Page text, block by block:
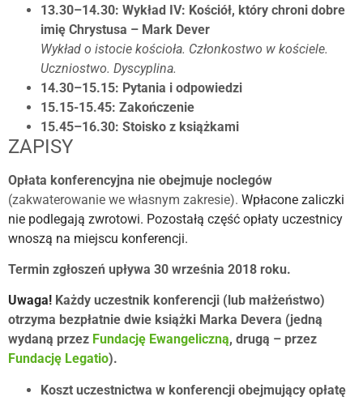
13.30–14.30: Wykład IV: Kościół, który chroni dobre
imię Chrystusa – Mark Dever
Wykład o istocie kościoła. Członkostwo w kościele.
Uczniostwo. Dyscyplina.
14.30–15.15: Pytania i odpowiedzi
15.15-15.45: Zakończenie
15.45–16.30: Stoisko z książkami
ZAPISY
Opłata konferencyjna nie obejmuje noclegów
(zakwaterowanie we własnym zakresie). Wpłacone zaliczki
nie podlegają zwrotowi. Pozostałą część opłaty uczestnicy
wnoszą na miejscu konferencji.
Termin zgłoszeń upływa 30 września 2018 roku.
Uwaga! Każdy uczestnik konferencji (lub małżeństwo)
otrzyma bezpłatnie dwie książki Marka Devera (jedną
wydaną przez Fundację Ewangeliczną, drugą – przez
Fundację Legatio).
Koszt uczestnictwa w konferencji obejmujący opłatę